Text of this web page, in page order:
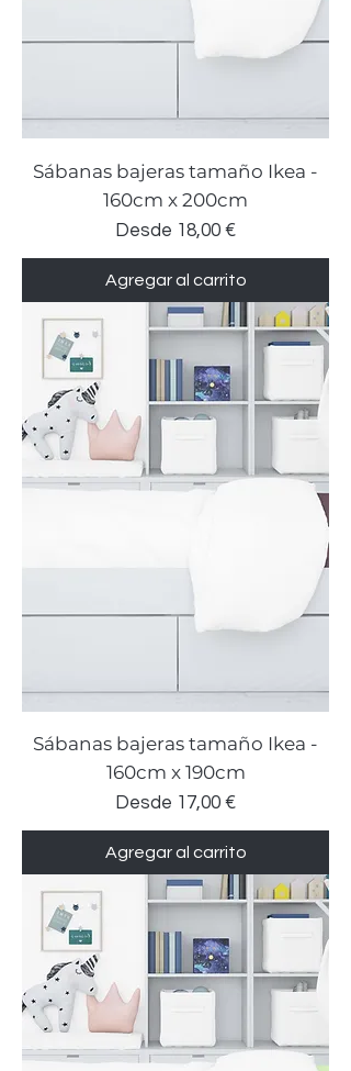
Sábanas bajeras tamaño Ikea -
160cm x 200cm
Desde 18,00 €
Precio de oferta
Agregar al carrito
Sábanas bajeras tamaño Ikea -
160cm x 190cm
Desde 17,00 €
Precio de oferta
Agregar al carrito